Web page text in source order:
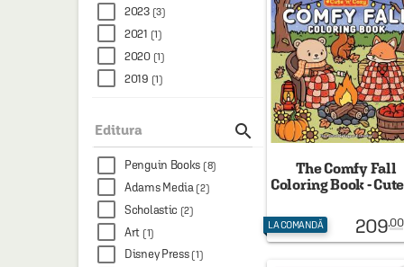
2023 (3)
2021 (1)
2020 (1)
2019 (1)
Editura 
Penguin Books (8)
Adams Media (2)
Scholastic (2)
Art (1)
Disney Press (1)
The Comfy Fall
Coloring Book -
LA COMANDĂ 209.00